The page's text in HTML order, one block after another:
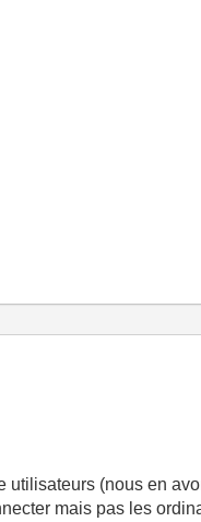
(nous en
mais pas les